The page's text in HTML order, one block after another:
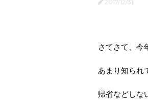
2017/12/31
さてさて、今
あまり知られ
帰省などしな